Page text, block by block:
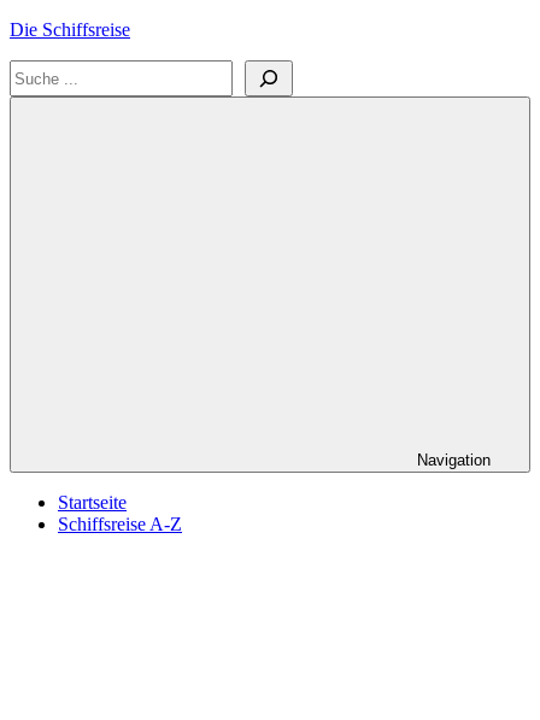
Zum
springen
Die Schiffsreise
Literatur-
Suchen
Navigation
Startseite
Schiffsreise A-Z